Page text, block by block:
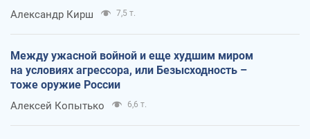
Александр Кирш 7,5 т.
Между ужасной войной и еще худшим миром
на условиях агрессора, или Безысходность –
тоже оружие России
Алексей Копытько 6,6 т.